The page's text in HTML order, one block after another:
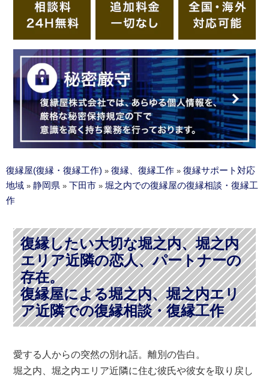
復縁屋(復縁・復縁工作) » 復縁、復縁工作 » 復縁サポート対応
地域 » 静岡県 » 下田市 » 堀之内での復縁屋の復縁相談・復縁工
作
復縁したい大切な堀之内、堀之内
エリア近隣の恋人、パートナーの
存在。
復縁屋による堀之内、堀之内エリ
ア近隣での復縁相談・復縁工作
愛する人からの突然の別れ話。離別の告白。
堀之内、堀之内エリア近隣に住む彼氏や彼女を取り戻し